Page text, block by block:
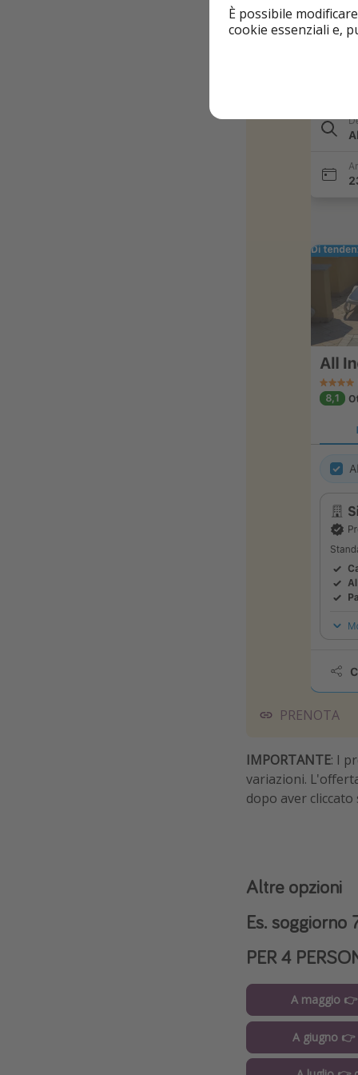
Quindi SOLO
PRENOTA
IMPORTANTE: I
variazioni.
dopo aver
Altre opzioni
Es. soggiorno
PER 4
A maggio
A giugno 👉
È possibile
cookie essenziali e,